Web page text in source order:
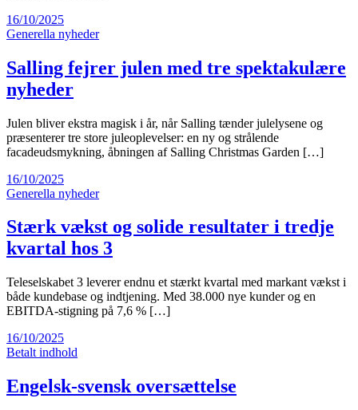
16/10/2025
Generella nyheder
Salling fejrer julen med tre spektakulære
nyheder
Julen bliver ekstra magisk i år, når Salling tænder julelysene og
præsenterer tre store juleoplevelser: en ny og strålende
facadeudsmykning, åbningen af Salling Christmas Garden […]
16/10/2025
Generella nyheder
Stærk vækst og solide resultater i tredje
kvartal hos 3
Teleselskabet 3 leverer endnu et stærkt kvartal med markant vækst i
både kundebase og indtjening. Med 38.000 nye kunder og en
EBITDA-stigning på 7,6 % […]
16/10/2025
Betalt indhold
Engelsk-svensk oversættelse